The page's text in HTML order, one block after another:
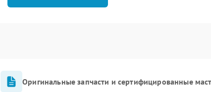
Оригинальные запчасти и сертифицированные